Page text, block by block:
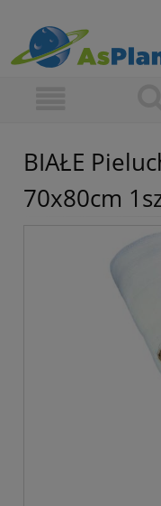
BIAŁE
70x80cm